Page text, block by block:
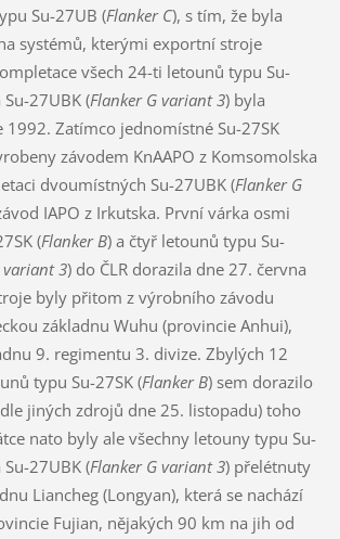
Su-27UB (Flanker C), s tím, že byla
systémů, kterými exportní stroje
všech 24-ti letounů typu Su-
Su-27UBK (Flanker G variant 3) byla
1992. Zatímco jednomístné Su-27SK
závodem KnAAPO z Komsomolska
dvoumístných Su-27UBK (Flanker G
IAPO z Irkutska. První várka osmi
(Flanker B) a čtyř letounů typu Su-
variant 3) do ČLR dorazila dne 27. června
byly přitom z výrobního závodu
základnu Wuhu (provincie Anhui),
9. regimentu 3. divize. Zbylých 12
typu Su-27SK (Flanker B) sem dorazilo
jiných zdrojů dne 25. listopadu) toho
nato byly ale všechny letouny typu Su-
Su-27UBK (Flanker G variant 3) přelétnuty
Liancheg (Longyan), která se nachází
Fujian, nějakých 90 km na jih od